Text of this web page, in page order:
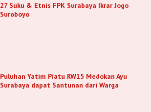
27 Suku & Etnis FPK Surabaya Ikrar Jogo
Suroboyo
Puluhan Yatim Piatu RW15 Medokan Ayu
Surabaya dapat Santunan dari Warga